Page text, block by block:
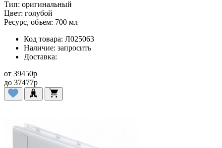
Тип: оригинальный
Цвет: голубой
Ресурс, объем: 700 мл
Код товара: Л025063
Наличие: запросить
Доставка:
от 39450p
до 37477p